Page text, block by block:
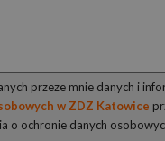
przeze mnie danych i
w ZDZ Katowice
o ochronie danych